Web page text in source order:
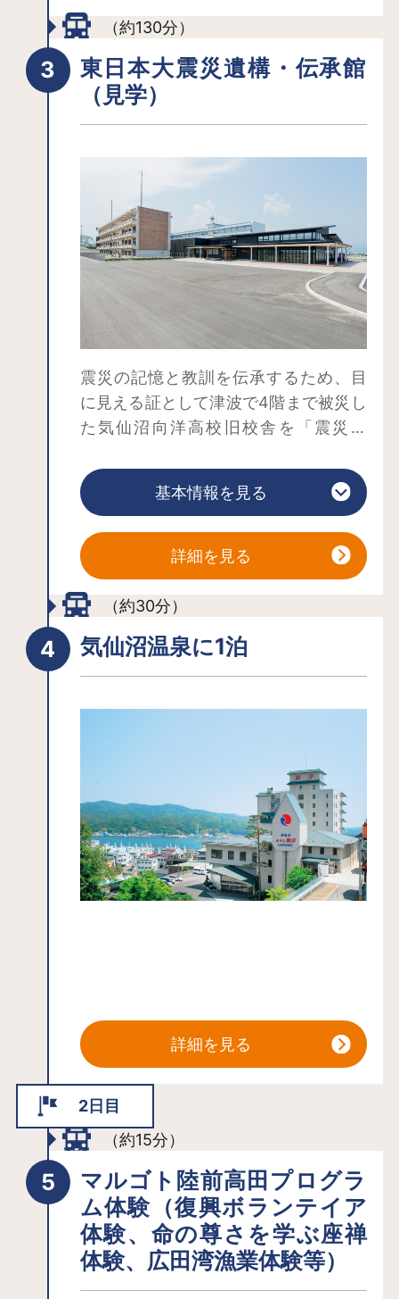
（約130分）
東日本大震災遺構・伝承館
（見学）
震災の記憶と教訓を伝承するため、目
に見える証として津波で4階まで被災し
た気仙沼向洋高校旧校舎を「震災遺
「震災伝承館」では展示品の見学や防
災セミナー、ふりかえりワークショッ
の旧校舎内を徒歩で回り津波の威力の
大きさを目で見て肌で感じる事で津波
の恐ろしさを知り、自然災害から命を
機会が得られます。
【料金】一般：600円、高校生：400
教育活動）時間：90分【防災・減災講
座】料金：10,000円（一般団体）・
8,000円（学校教育活動）時間：60～
90分 【ふりかえりワークショッ
プ】料金：10,000円（一般団体）・
6,000円（学校教育活動）時間：60～
基本情報を見る
詳細を見る
（約30分）
気仙沼温泉に1泊
詳細を見る
2日目
（約15分）
マルゴト陸前高田プログラ
ム体験（復興ボランテイア
体験、命の尊さを学ぶ座禅
体験、広田湾漁業体験等）